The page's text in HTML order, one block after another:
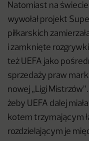
Natomiast na świecie
wywołał projekt
piłkarskich
i zamknięte
też UEFA jako
sprzedaży praw
nowej „Ligi
żeby UEFA dalej
kotem trzymającym
rozdzielającym je